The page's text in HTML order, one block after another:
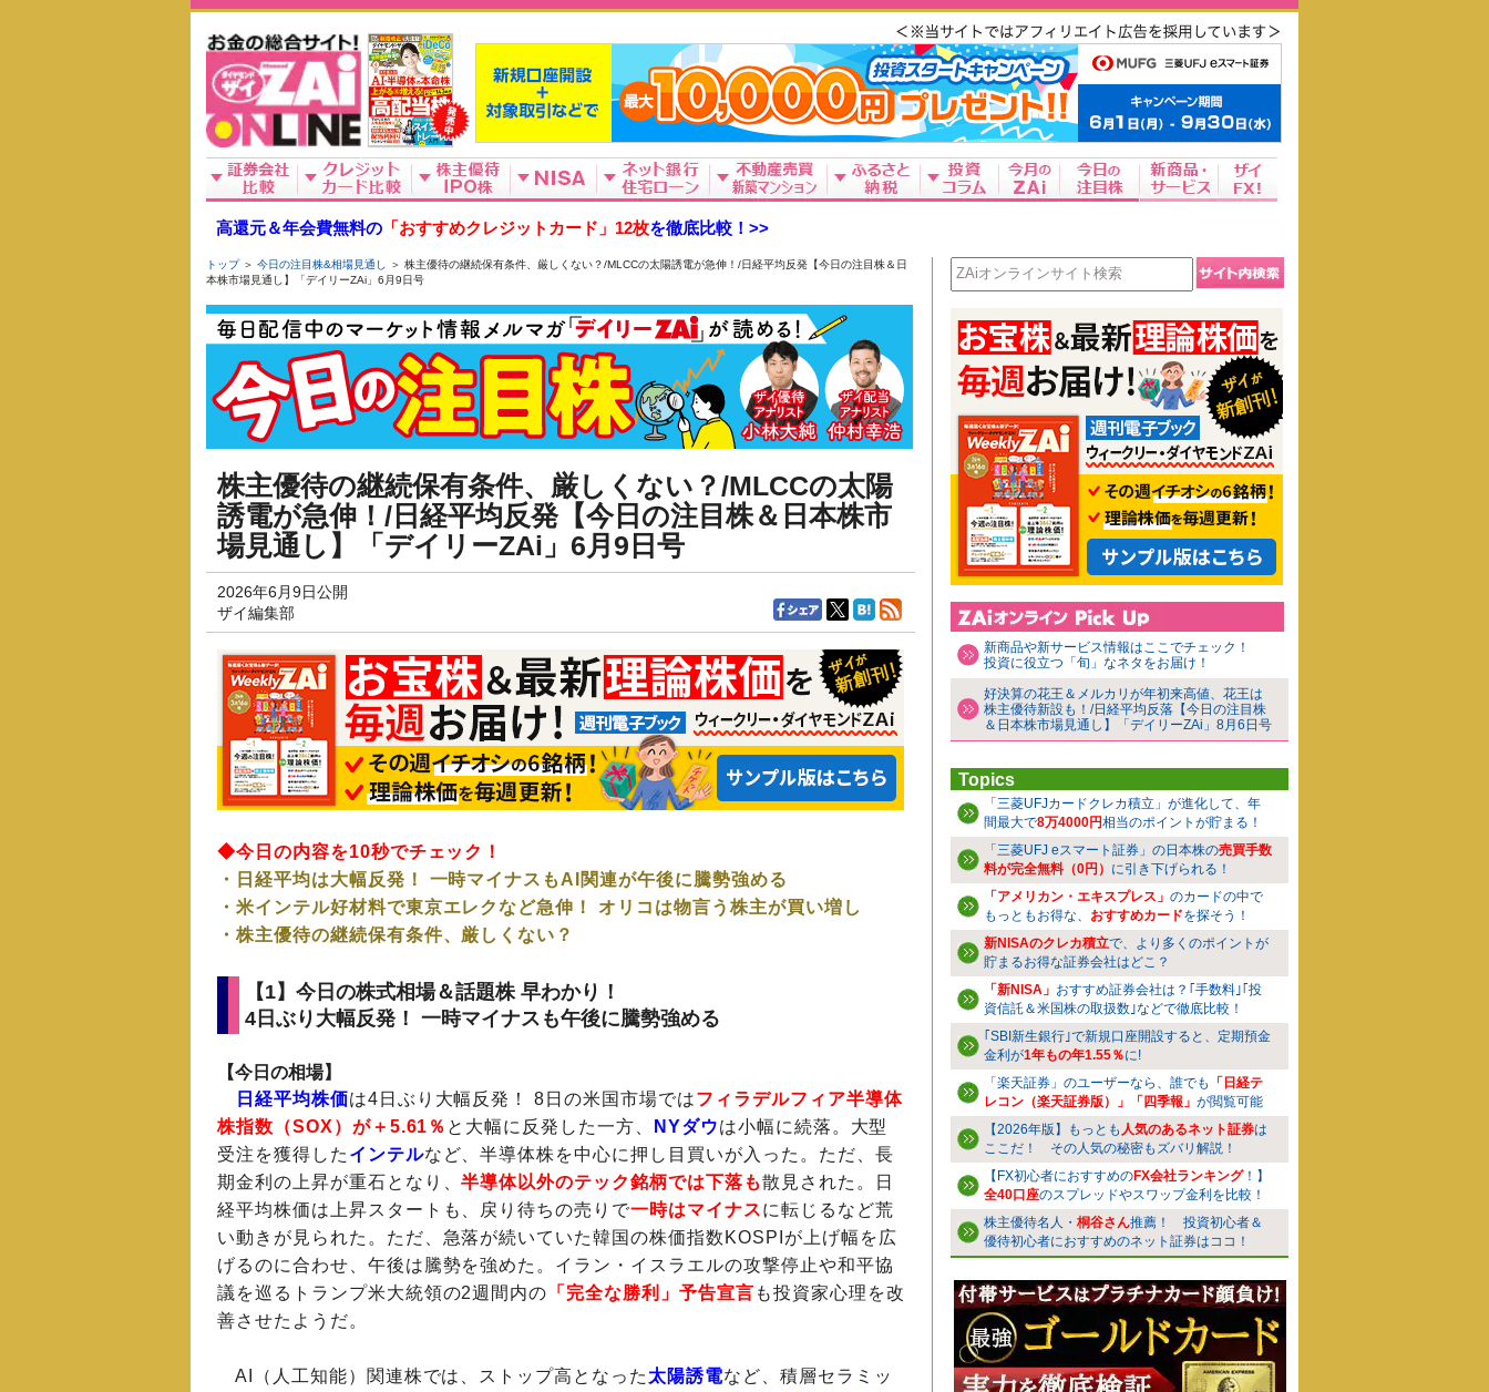
高還元＆年会費無料の 「おすすめクレジットカード」12枚を徹底比較！>>
トップ＞ 今日の注目株&相場見通し
＞ 株主優待の継続保有条件、厳しくない？/MLCCの太陽誘電が急伸！/日経平均反発【今日の注目株＆日
本株市場見通し】「デイリーZAi」6月9日号
株主優待の継続保有条件、厳しくない？/MLCCの太陽
誘電が急伸！/日経平均反発【今日の注目株＆日本株市
場見通し】「デイリーZAi」6月9日号
2026年6月9日公開
ザイ編集部
◆今日の内容を10秒でチェック！
・日経平均は大幅反発！ 一時マイナスもAI関連が午後に騰勢強める
・米インテル好材料で東京エレクなど急伸！ オリコは物言う株主が買い増し
・株主優待の継続保有条件、厳しくない？
【1】今日の株式相場＆話題株 早わかり！
4日ぶり大幅反発！ 一時マイナスも午後に騰勢強める
【今日の相場】
日経平均株価は4日ぶり大幅反発！ 8日の米国市場ではフィラデルフィア半導体
株指数（SOX）が＋5.61％ と大幅に反発した一方、 NYダウは小幅に続落。大型
受注を獲得した インテルなど、半導体株を中心に押し目買いが入った。ただ、長
期金利の上昇が重石となり、半導体以外のテック銘柄では下落も散見された。日
経平均株価は上昇スタートも、戻り待ちの売りで一時はマイナスに転じるなど荒
い動きが見られた。ただ、急落が続いていた韓国の株価指数KOSPIが上げ幅を広
げるのに合わせ、午後は騰勢を強めた。イラン・イスラエルの攻撃停止や和平協
議を巡るトランプ米大統領の2週間内の 「完全な勝利」予告宣言 も投資家心理を改
善させたようだ。
AI（人工知能）関連株では、ストップ高となった 太陽誘電など、積層セラミッ
新商品や新サービス情報はここでチェック！
投資に役立つ「旬」なネタをお届け！
好決算の花王＆メルカリが年初来高値、花王は
株主優待新設も！/日経平均反落【今日の注目株
＆日本株市場見通し】「デイリーZAi」8月6日号
Topics
「三菱UFJカードクレカ積立」が進化して、年
間最大で8万4000円相当のポイントが貯まる！
「三菱UFJ eスマート証券」の日本株の売買手数
料が完全無料（0円） に引き下げられる！
「アメリカン・エキスプレス」 のカードの中で
もっともお得な、 おすすめカードを探そう！
新NISAのクレカ積立で、より多くのポイントが
貯まるお得な証券会社はどこ？
「新NISA」 おすすめ証券会社は？｢手数料｣｢投
資信託＆米国株の取扱数｣などで徹底比較！
｢SBI新生銀行｣で新規口座開設すると、定期預金
金利が1年もの年1.55％に!
「楽天証券」のユーザーなら、誰でも
「日経テ
レコン（楽天証券版）」「四季報」 が閲覧可能
【2026年版】もっとも 人気のあるネット証券は
ここだ！ その人気の秘密もズバリ解説！
【FX初心者におすすめのFX会社ランキング！】
全40口座のスプレッドやスワップ金利を比較！
株主優待名人・ 桐谷さん推薦！ 投資初心者＆
優待初心者におすすめのネット証券はココ！